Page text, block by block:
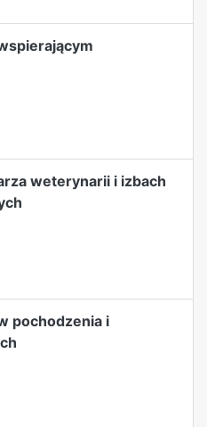
weterynarii i izbach
pochodzenia i